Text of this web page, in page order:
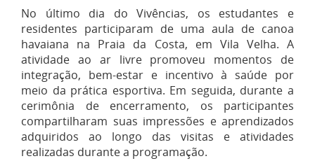
No último dia do Vivências, os estudantes e
residentes participaram de uma aula de canoa
havaiana na Praia da Costa, em Vila Velha. A
atividade ao ar livre promoveu momentos de
integração, bem-estar e incentivo à saúde por
meio da prática esportiva. Em seguida, durante a
cerimônia de encerramento, os participantes
compartilharam suas impressões e aprendizados
adquiridos ao longo das visitas e atividades
realizadas durante a programação.